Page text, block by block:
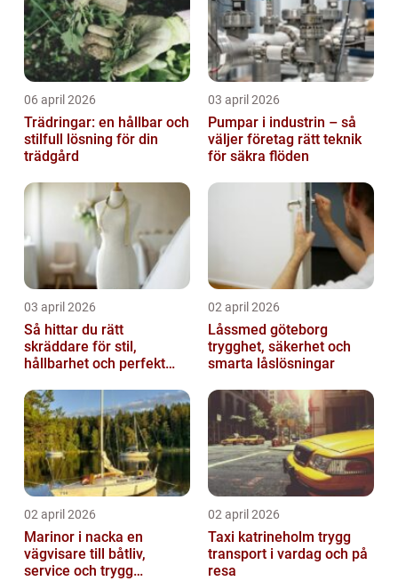
06 april 2026
Trädringar: en hållbar och
stilfull lösning för din
trädgård
03 april 2026
Pumpar i industrin – så
väljer företag rätt teknik
för säkra flöden
03 april 2026
Så hittar du rätt
skräddare för stil,
hållbarhet och perfekt
02 april 2026
Låssmed göteborg
trygghet, säkerhet och
smarta låslösningar
02 april 2026
Marinor i nacka en
vägvisare till båtliv,
service och trygg
02 april 2026
Taxi katrineholm trygg
transport i vardag och på
resa